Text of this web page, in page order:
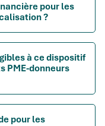
pour les
?
à ce dispositif
PME-donneurs
pour les